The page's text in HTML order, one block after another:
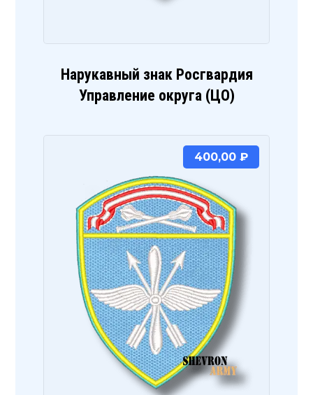
Нарукавный знак Росгвардия
Управление округа (ЦО)
400,00 ₽